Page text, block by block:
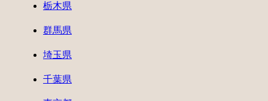
栃木県
群馬県
埼玉県
千葉県